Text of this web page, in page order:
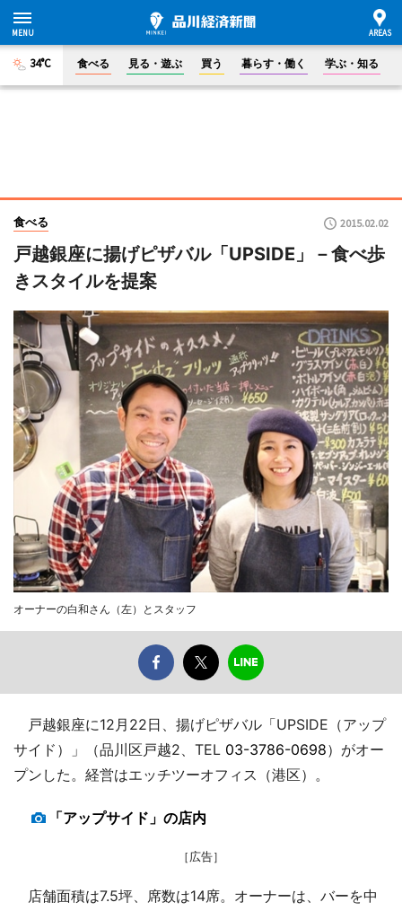
34°C 食べる 見る・遊ぶ 買う 暮らす・働く 学ぶ・知る
食べる 2015.02.02
戸越銀座に揚げピザバル「UPSIDE」－食べ歩
きスタイルを提案
オーナーの白和さん（左）とスタッフ
戸越銀座に12月22日、揚げピザバル「UPSIDE（アップ
サイド）」（品川区戸越2、TEL 03-3786-0698）がオー
プンした。経営はエッチツーオフィス（港区）。
「アップサイド」の店内
［広告］
店舗面積は7.5坪、席数は14席。オーナーは、バーを中